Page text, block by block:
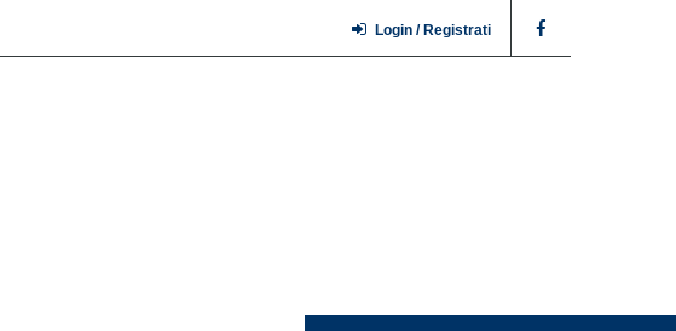
Login / Registrati